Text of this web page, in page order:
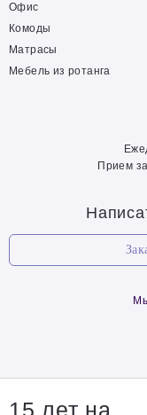
Офис
Комоды
Матрасы
Мебель из ротанга
Прием
15 лет на